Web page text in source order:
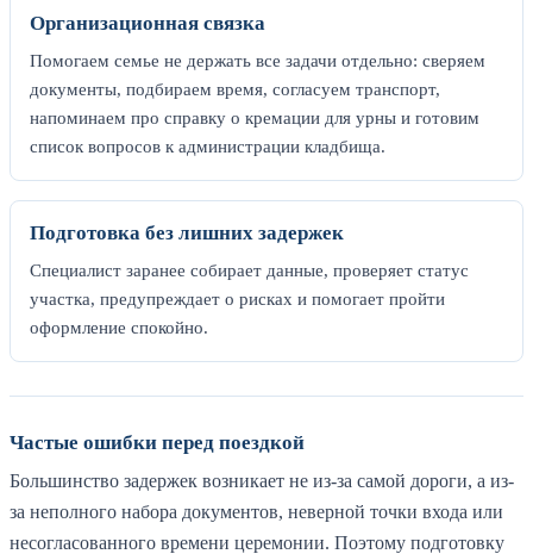
Организационная связка
Помогаем семье не держать все задачи отдельно: сверяем
документы, подбираем время, согласуем транспорт,
напоминаем про справку о кремации для урны и готовим
список вопросов к администрации кладбища.
Подготовка без лишних задержек
Специалист заранее собирает данные, проверяет статус
участка, предупреждает о рисках и помогает пройти
оформление спокойно.
Частые ошибки перед поездкой
Большинство задержек возникает не из-за самой дороги, а из-
за неполного набора документов, неверной точки входа или
несогласованного времени церемонии. Поэтому подготовку